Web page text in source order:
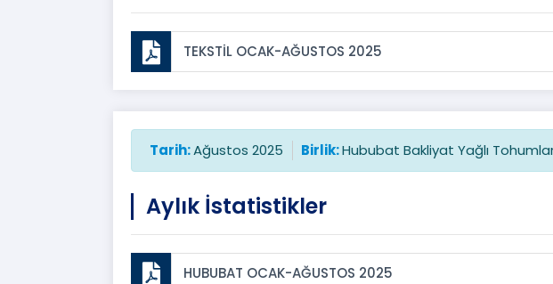
TEKSTİL OCAK-AĞUSTOS 2025
Tarih:Ağustos 2025 Birlik:Hububat Bakliyat Yağlı
Aylık İstatistikler
HUBUBAT OCAK-AĞUSTOS 2025